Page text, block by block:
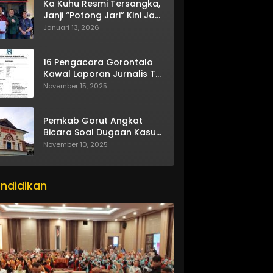
Ka Kuhu Resmi Tersangka,
Janji “Potong Jari” Kini Jadi
Bumerang
Januari 13, 2026
16 Pengacara Gorontalo
Kawal Laporan Jurnalis TV
One
November 15, 2025
Pemkab Gorut Angkat
Bicara Soal Dugaan Kasus
Asusila Oknum ASN
November 10, 2025